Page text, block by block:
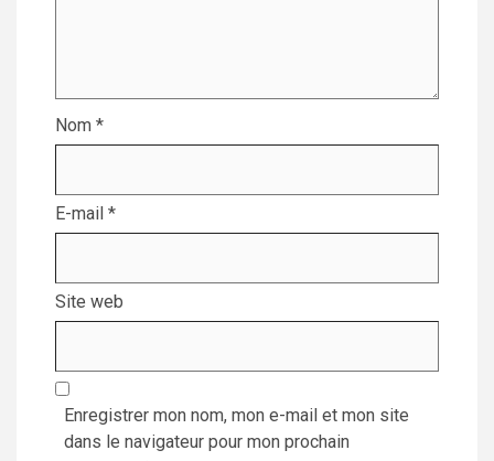
Nom *
E-mail *
Site web
Enregistrer mon nom, mon e-mail et mon site
dans le navigateur pour mon prochain